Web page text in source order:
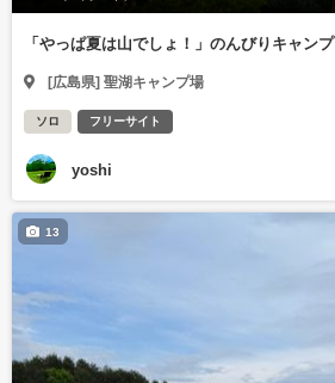
「やっぱ夏は山でしょ！」のんびりキャンプ
[広島県] 聖湖キャンプ場
ソロ フリーサイト
yoshi
13